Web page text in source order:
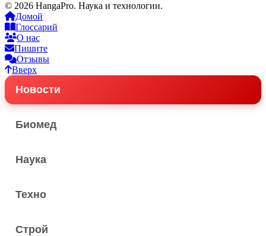
© 2026 HangaPro. Наука и технологии.
Домой
Глоссарий
О нас
Пишите
Отзывы
Вверх
Новости
Биомед
Наука
Техно
Строй